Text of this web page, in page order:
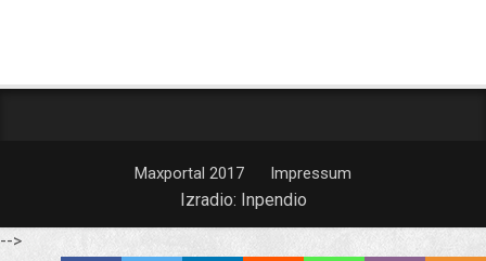
Maxportal 2017 Impressum
Izradio: Inpendio
-->